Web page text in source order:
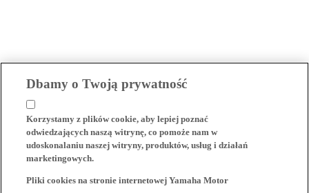
Dbamy o Twoją prywatność
Korzystamy z plików cookie, aby lepiej poznać
odwiedzających naszą witrynę, co pomoże nam w
udoskonalaniu naszej witryny, produktów, usług i działań
marketingowych.
Pliki cookies na stronie internetowej Yamaha Motor